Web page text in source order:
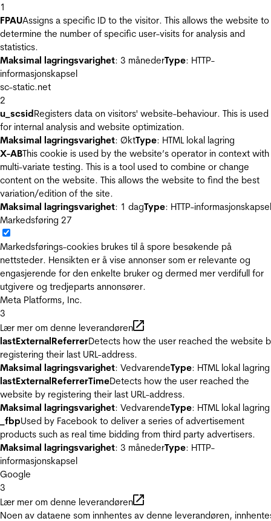
1
FPAUAssigns a specific ID to the visitor. This allows the website to
determine the number of specific user-visits for analysis and
statistics.
Maksimal lagringsvarighet: 3 månederType: HTTP-
informasjonskapsel
sc-static.net
2
u_scsidRegisters data on visitors' website-behaviour. This is used
for internal analysis and website optimization.
Maksimal lagringsvarighet: ØktType: HTML lokal lagring
X-ABThis cookie is used by the website’s operator in context with
multi-variate testing. This is a tool used to combine or change
content on the website. This allows the website to find the best
variation/edition of the site.
Maksimal lagringsvarighet: 1 dagType: HTTP-informasjonskapsel
Markedsføring 27
Markedsførings-cookies brukes til å spore besøkende på
nettsteder. Hensikten er å vise annonser som er relevante og
engasjerende for den enkelte bruker og dermed mer verdifull for
utgivere og tredjeparts annonsører.
Meta Platforms, Inc.
3
Lær mer om denne leverandøren
lastExternalReferrerDetects how the user reached the website
registering their last URL-address.
Maksimal lagringsvarighet: VedvarendeType: HTML lokal lagring
lastExternalReferrerTimeDetects how the user reached the
website by registering their last URL-address.
Maksimal lagringsvarighet: VedvarendeType: HTML lokal lagring
_fbpUsed by Facebook to deliver a series of advertisement
products such as real time bidding from third party advertisers.
Maksimal lagringsvarighet: 3 månederType: HTTP-
informasjonskapsel
Google
3
Lær mer om denne leverandøren
Noen av dataene som innhentes av denne leverandøren,